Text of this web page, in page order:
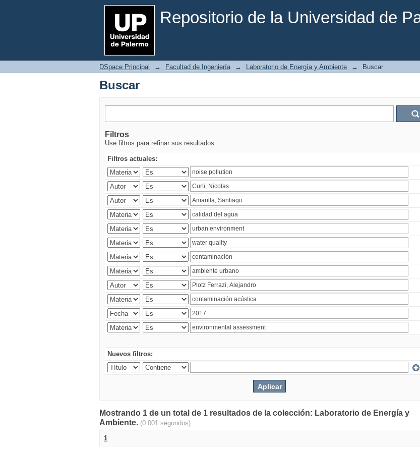
Repositorio de la Universidad de
Buscar
DSpace Principal → Facultad de Ingeniería → Laboratorio de Energía y Ambiente → Buscar
Buscar
Filtros
Use filtros para refinar sus resultados.
Filtros actuales:
Nuevos filtros:
Mostrando 1 de un total de 1 resultados de la colección: Laboratorio de Energía y
Ambiente. (0.001 segundos)
1